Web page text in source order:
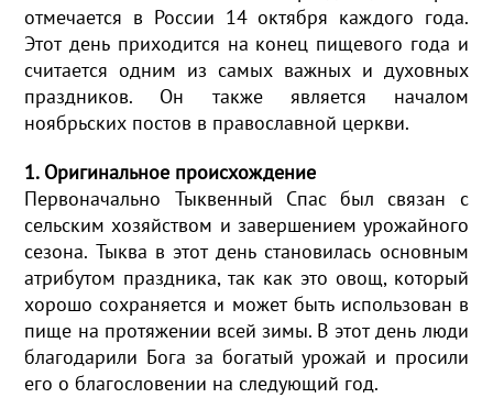
отмечается в России 14 октября каждого года.
Этот день приходится на конец пищевого года и
считается одним из самых важных и духовных
праздников. Он также является началом
ноябрьских постов в православной церкви.
1. Оригинальное происхождение
Первоначально Тыквенный Спас был связан с
сельским хозяйством и завершением урожайного
сезона. Тыква в этот день становилась основным
атрибутом праздника, так как это овощ, который
хорошо сохраняется и может быть использован в
пище на протяжении всей зимы. В этот день люди
благодарили Бога за богатый урожай и просили
его о благословении на следующий год.